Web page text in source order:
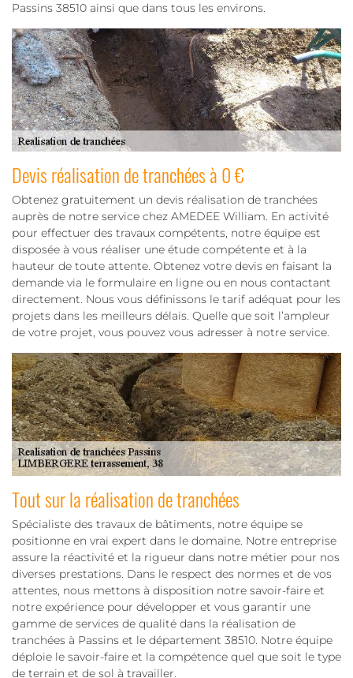
Passins 38510 ainsi que dans tous les environs.
Devis réalisation de tranchées à 0 €
Obtenez gratuitement un devis réalisation de tranchées
auprès de notre service chez AMEDEE William. En activité
pour effectuer des travaux compétents, notre équipe est
disposée à vous réaliser une étude compétente et à la
hauteur de toute attente. Obtenez votre devis en faisant la
demande via le formulaire en ligne ou en nous contactant
directement. Nous vous définissons le tarif adéquat pour les
projets dans les meilleurs délais. Quelle que soit l’ampleur
de votre projet, vous pouvez vous adresser à notre service.
Tout sur la réalisation de tranchées
Spécialiste des travaux de bâtiments, notre équipe se
positionne en vrai expert dans le domaine. Notre entreprise
assure la réactivité et la rigueur dans notre métier pour nos
diverses prestations. Dans le respect des normes et de vos
attentes, nous mettons à disposition notre savoir-faire et
notre expérience pour développer et vous garantir une
gamme de services de qualité dans la réalisation de
tranchées à Passins et le département 38510. Notre équipe
déploie le savoir-faire et la compétence quel que soit le type
de terrain et de sol à travailler.